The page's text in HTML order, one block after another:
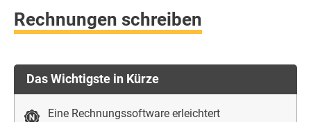
Rechnungen schreiben
Das Wichtigste in Kürze
Eine Rechnungssoftware erleichtert